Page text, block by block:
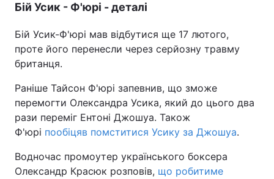
Бій Усик - Ф'юрі - деталі
Бій Усик-Ф'юрі мав відбутися ще 17 лютого,
проте його перенесли через серйозну травму
британця.
Раніше Тайсон Ф'юрі запевнив, що зможе
перемогти Олександра Усика, який до цього два
рази переміг Ентоні Джошуа. Також
Ф'юрі пообіцяв помститися Усику за Джошуа.
Водночас промоутер українського боксера
Олександр Красюк розповів, що робитиме